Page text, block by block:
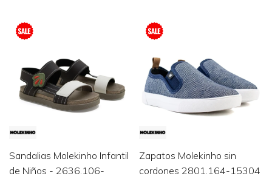
Sandalias Molekinho Infantil
de Niños - 2636.106-
Zapatos Molekinho sin
cordones 2801.164-15304